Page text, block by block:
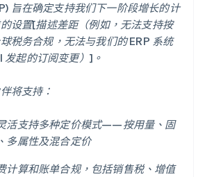
旨在确定支持我们下一阶段增长的计
设置[描述差距（例如，无法支持按
税务合规，无法与我们的 ERP 系统
发起的订阅变更）]。
将支持：
活支持多种定价模式——按用量、固
多属性及混合定价
计算和账单合规，包括销售税、增值